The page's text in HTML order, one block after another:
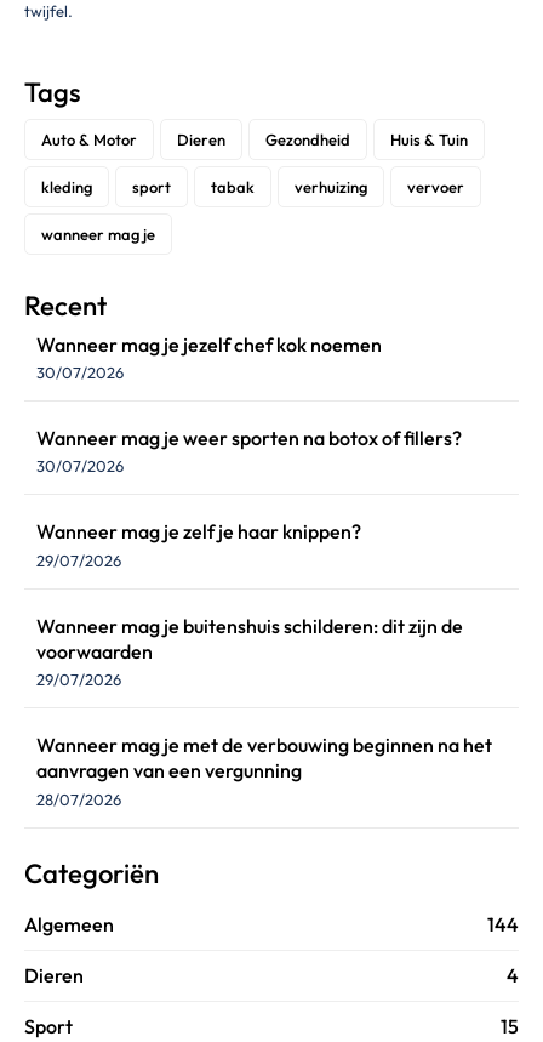
twijfel.
Tags
Auto & Motor Dieren Gezondheid Huis & Tuin
kleding sport tabak verhuizing vervoer
wanneer mag je
Recent
Wanneer mag je jezelf chef kok noemen
30/07/2026
Wanneer mag je weer sporten na botox of fillers?
30/07/2026
Wanneer mag je zelf je haar knippen?
29/07/2026
Wanneer mag je buitenshuis schilderen: dit zijn de
voorwaarden
29/07/2026
Wanneer mag je met de verbouwing beginnen na het
aanvragen van een vergunning
28/07/2026
Categoriën
Algemeen 144
Dieren 4
Sport 15